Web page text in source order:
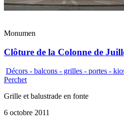
Monumen
Clôture de la Colonne de
Décors - balcons - grilles - portes -
Perchet
Grille et balustrade en fonte
6 octobre 2011